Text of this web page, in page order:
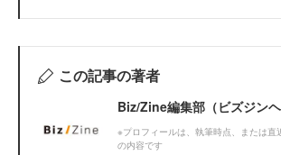
この記事の著者
Biz/Zine編集部（ビズジンヘ
※プロフィールは、執筆時点、または直
の内容です